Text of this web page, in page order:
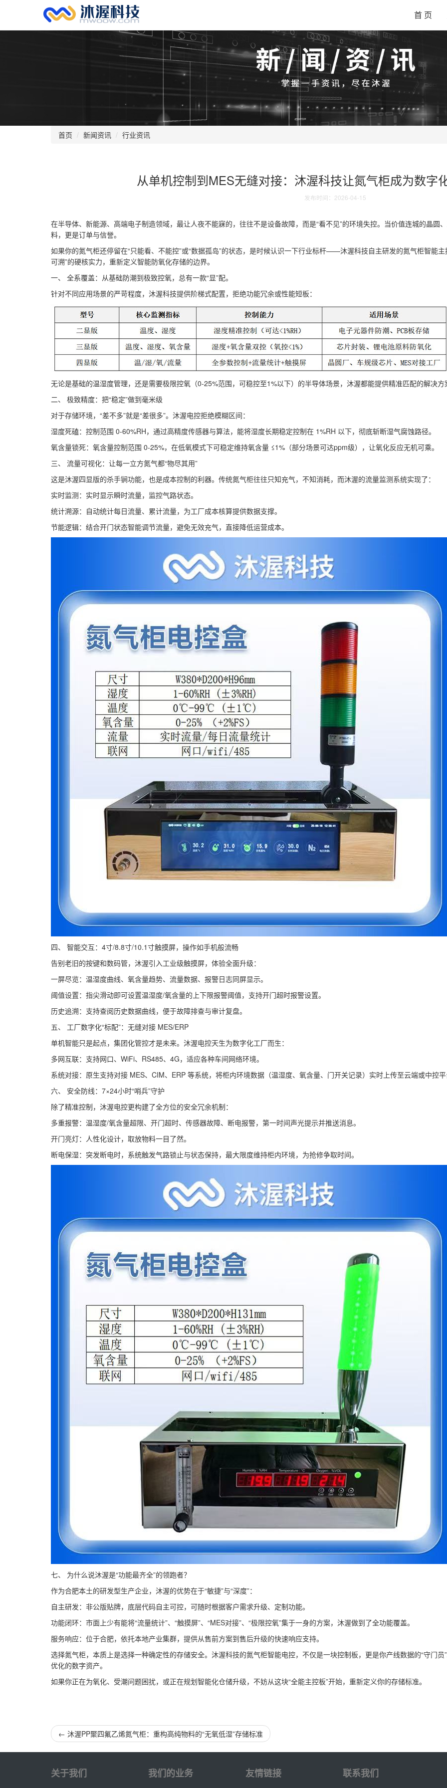
首 页
首页 新闻资讯 行业资讯
从单机控制到MES无缝对接：沐渥科技让氮气柜成为数字
发布时间：2026-04-15
在半导体、新能源、高端电子制造领域，最让人夜不能寐的，往往不是设备故障，而是“看不见”的环境失控。当价值连城的晶圆
料，更是订单与信誉。
如果你的氮气柜还停留在“只能看、不能控”或“数据孤岛”的状态，是时候认识一下行业标杆——沐渥科技自主研发的氮气柜智能
可溯”的硬核实力，重新定义智能防氧化存储的边界。
一、 全系覆盖：从基础防潮到极致控氧，总有一款“显”配。
针对不同应用场景的严苛程度，沐渥科技提供阶梯式配置，拒绝功能冗余或性能短板：
无论是基础的温湿度管理，还是需要极限控氧（0-25%范围，可稳控至1%以下）的半导体场景，沐渥都能提供精准匹配的解决方
二、 极致精度：把“稳定”做到毫米级
对于存储环境，“差不多”就是“差很多”。沐渥电控拒绝模糊区间：
湿度死磕：控制范围 0-60%RH，通过高精度传感器与算法，能将湿度长期稳定控制在 1%RH 以下，彻底斩断湿气腐蚀路径。
氧含量锁死：氧含量控制范围 0-25%，在低氧模式下可稳定维持氧含量 ≤1%（部分场景可达ppm级），让氧化反应无机可乘。
三、 流量可视化：让每一立方氮气都“物尽其用”
这是沐渥四显版的杀手锏功能，也是成本控制的利器。传统氮气柜往往只知充气，不知消耗，而沐渥的流量监测系统实现了：
实时监测：实时显示瞬时流量，监控气路状态。
统计溯源：自动统计每日流量、累计流量，为工厂成本核算提供数据支撑。
节能逻辑：结合开门状态智能调节流量，避免无效充气，直接降低运营成本。
四、 智能交互：4寸/8.8寸/10.1寸触摸屏，操作如手机般流畅
告别老旧的按键和数码管，沐渥引入工业级触摸屏，体验全面升级：
一屏尽览：温湿度曲线、氧含量趋势、流量数据、报警日志同屏显示。
阈值设置：指尖滑动即可设置温湿度/氧含量的上下限报警阈值，支持开门超时报警设置。
历史追溯：支持查阅历史数据曲线，便于故障排查与审计复盘。
五、 工厂数字化“标配”：无缝对接 MES/ERP
单机智能只是起点，集团化管控才是未来。沐渥电控天生为数字化工厂而生：
多网互联：支持网口、WiFi、RS485、4G，适应各种车间网络环境。
系统对接：原生支持对接 MES、CIM、ERP 等系统，将柜内环境数据（温湿度、氧含量、门开关记录）实时上传至云端或中控平
六、 安全防线：7×24小时“哨兵”守护
除了精准控制，沐渥电控更构建了全方位的安全冗余机制：
多重报警：温湿度/氧含量超限、开门超时、传感器故障、断电报警，第一时间声光提示并推送消息。
开门亮灯：人性化设计，取放物料一目了然。
断电保湿：突发断电时，系统触发气路锁止与状态保持，最大限度维持柜内环境，为抢修争取时间。
七、 为什么说沐渥是“功能最齐全”的领跑者？
作为合肥本土的研发型生产企业，沐渥的优势在于“敏捷”与“深度”：
自主研发：非公版贴牌，底层代码自主可控，可随时根据客户需求升级、定制功能。
功能闭环：市面上少有能将“流量统计”、“触摸屏”、“MES对接”、“极限控氧”集于一身的方案，沐渥做到了全功能覆盖。
服务响应：位于合肥，依托本地产业集群，提供从售前方案到售后升级的快速响应支持。
选择氮气柜，本质上是选择一种确定性的存储安全。沐渥科技的氮气柜智能电控，不仅是一块控制板，更是你产线数据的“守门
优化的数字资产。
如果你正在为氧化、受潮问题困扰，或正在规划智能化仓储升级，不妨从这块“全能主控板”开始，重新定义你的存储标准。
← 沐渥PP聚四氟乙烯氮气柜：重构高纯物料的“无氧低湿”存储标准
关于我们 我们的业务 友情链接 联系我们